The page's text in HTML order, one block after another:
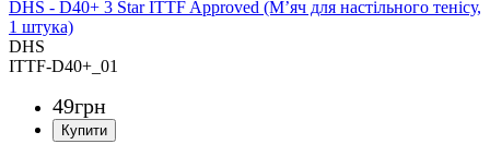
DHS - D40+ 3 Star ITTF Approved (М’яч для настільного тенісу,
1 штука)
DHS
ITTF-D40+_01
49грн